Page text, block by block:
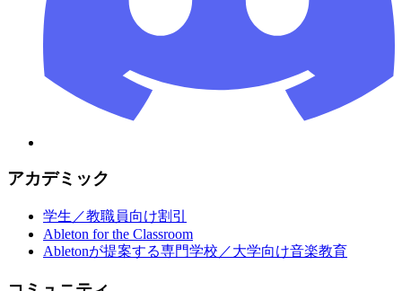
アカデミック
学生／教職員向け割引
Ableton for the Classroom
Abletonが提案する専門学校／大学向け音楽教育